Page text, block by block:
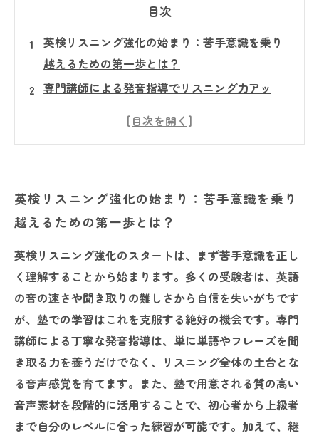
目次
英検リスニング強化の始まり：苦手意識を乗り
越えるための第一歩とは？
専門講師による発音指導でリスニング力アッ
方とその実践ポイント
継続的なモチベーション維持術：英検リスニン
グ強化の成功ストーリー
具体例で見る！英検リスニング対策に悩む生徒
たちの劇的ビフォーアフター
英検リスニング強化の始まり：苦手意識を乗り
越えるための第一歩とは？
英検リスニング強化のスタートは、まず苦手意識を正し
く理解することから始まります。多くの受験者は、英語
の音の速さや聞き取りの難しさから自信を失いがちです
が、塾での学習はこれを克服する絶好の機会です。専門
講師による丁寧な発音指導は、単に単語やフレーズを聞
き取る力を養うだけでなく、リスニング全体の土台とな
る音声感覚を育てます。また、塾で用意される質の高い
音声素材を段階的に活用することで、初心者から上級者
まで自分のレベルに合った練習が可能です。加えて、継